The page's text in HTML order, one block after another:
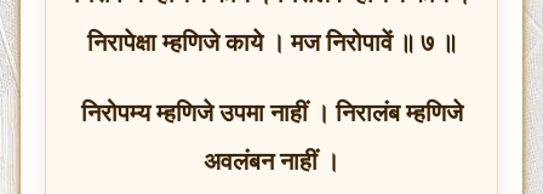
निरापेक्षा म्हणिजे काये । मज निरोपावें ॥ ७ ॥
निरोपम्य म्हणिजे उपमा नाहीं । निरालंब म्हणिजे
अवलंबन नाहीं ।